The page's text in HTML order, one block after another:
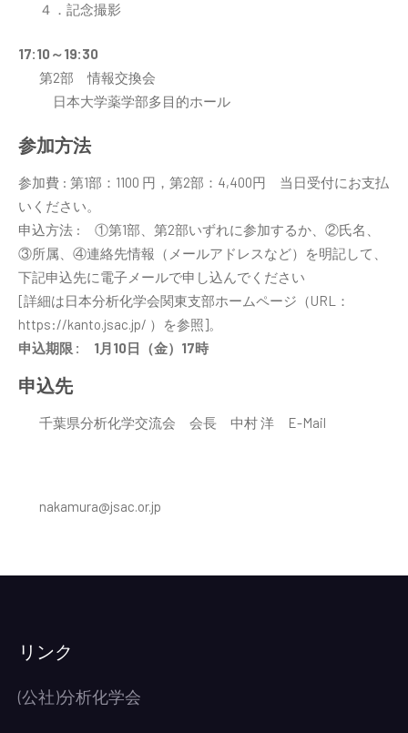
４．記念撮影
17:10～19:30
第2部 情報交換会
日本大学薬学部多目的ホール
参加方法
参加費 : 第1部：1100 円，第2部：4,400円 当日受付にお支払
いください。
申込方法 : ①第1部、第2部いずれに参加するか、②氏名、
③所属、④連絡先情報（メールアドレスなど）を明記して、
下記申込先に電子メールで申し込んでください
[詳細は日本分析化学会関東支部ホームページ（URL：
https://kanto.jsac.jp/ ）を参照]。
申込期限 : 1月10日（金）17時
申込先
千葉県分析化学交流会 会長 中村 洋 E-Mail
nakamura@jsac.or.jp
リンク
(公社)分析化学会